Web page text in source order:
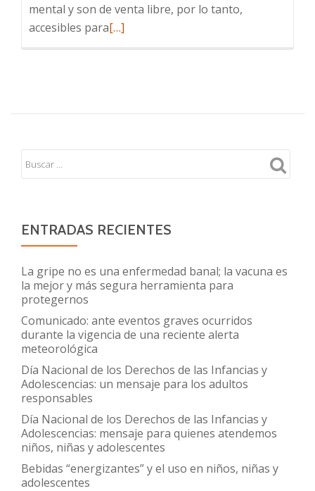
mental y son de venta libre, por lo tanto,
accesibles paraLeer
y
uso
y
[…]
ENTRADAS RECIENTES
La gripe no es una enfermedad banal; la vacuna es
la mejor y más segura herramienta para
protegernos
Comunicado: ante eventos graves ocurridos
durante la vigencia de una reciente alerta
meteorológica
Día Nacional de los Derechos de las Infancias y
Adolescencias: un mensaje para los adultos
responsables
Día Nacional de los Derechos de las Infancias y
Adolescencias: mensaje para quienes atendemos
niños, niñas y adolescentes
Bebidas “energizantes” y el uso en niños, niñas y
adolescentes